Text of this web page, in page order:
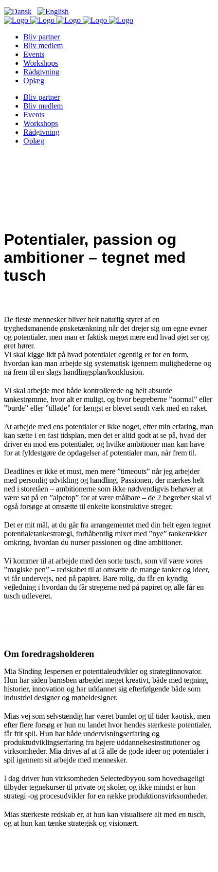
Bliv partner
Bliv medlem
Events
Workshops
Rådgivning
Oplæg
Bliv partner
Bliv medlem
Events
Workshops
Rådgivning
Oplæg
Potentialer, passion og
ambitioner – tegnet med
tusch
De fleste mennesker bliver helt naturlig styret af en
tryghedsmanende ønsketænkning når det drejer sig om egne evner
og potentialer, men man er faktisk meget mere end hvad øjet ser og
øret hører.
Vi skal kigge lidt på hvad potentialer egentlig er for en form,
hvordan kan man arbejde sig systematisk igennem mulighederne og
nå frem til en slags handlingsplan/konklusion.
Vi skal arbejde med både kontrollerede og helt absurde
tankestrømme, hvor alt er muligt, og hvor begreberne ”normal” eller
”burde” eller ”tillade” for længst er blevet sendt væk med en raket.
At arbejde med ens potentialer er ikke noget, efter min erfaring, man
kan sætte i en fast tidsplan, men det er altid godt at se på, hvad der
driver en mod ens potentialer, og hvilke ambitioner man kan have
for at fyldestgøre de opdagelser af potentialer man, når frem til.
Deadlines er ikke et must, men mere ”timeouts” når jeg arbejder
med personlig udvikling og handling. Passionen, der mærkes helt
ned i storetåen – ambitionerne som ikke nødvendigvis behøver at
være sat på en ”alpetop” for at være målbare – de 2 begreber skal vi
også forsøge at omsætte til enkelte konstruktive streger.
Det er mit mål, at du går fra arrangementet med din helt egen tegnet
potentialetankestrategi, forhåbentlig mixet med ”nye” tankerækker
omkring, hvordan du nurser passionen og dine ambitioner.
Vi kommer til at arbejde med den sorte tusch, som vil være vores
”magiske pen” – redskabet til at omsætte de mange tanker og ideer,
vi får undervejs, ned på papiret. Bare rolig, du får en kyndig
vejledning i hvordan du får stregerne ned på papiret og alle får en
tusch udleveret.
Om foredragsholderen
Mia Sinding Jespersen er potentialeudvikler og strategiinnovator.
Hun har siden barnsben arbejdet meget kreativt, både med tegning,
historier, innovation og har uddannet sig efterfølgende både som
industriel designer og møbeldesigner.
Mias vej som selvstændig har været bumlet og til tider kaotisk, men
efter flere forsøg er hun nu landet hvor hendes stærkeste potentialer,
får frit spil. Hun har både undervisningserfaring og
produktudviklingserfaring fra højere uddannelsesinstitutioner og
virksomheder. Mia drives af at få alle de gode ideer og potentialer i
spil igennem sit arbejde med mennesker.
I dag driver hun virksomheden Selectedbyyou som hovedsageligt
tilbyder tegnekurser til private og skoler, og ikke mindst er hun
strategi -og procesudvikler for en række produktionsvirksomheder.
Mias stærkeste redskab er, at hun kan visualisere alt med en tusch,
og at hun kan tænke strategisk og visionært.